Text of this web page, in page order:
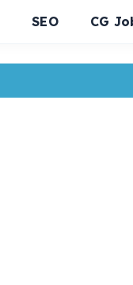
SEO CG